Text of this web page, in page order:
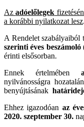
Azadóelőlegek
a korábbi nyilatkozat lesz.
A Rendelet szabályaiból
szerinti éves beszámoló
érinti elsősorban.
Ennek értelmében
nyilvánosságra
benyújtásának
Ehhez igazodóan az
2020. szeptember 30.